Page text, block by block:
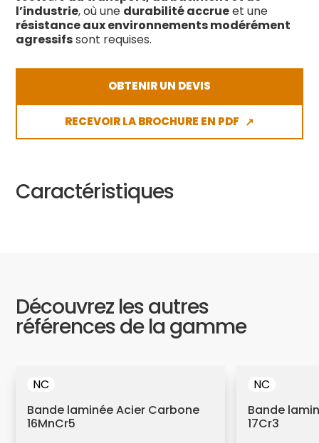
l’industrie, où une durabilité accrueet une
résistance aux environnements modérément
agressifssont requises.
OBTENIR UN DEVIS
RECEVOIR LA BROCHURE EN PDF ↗
Caractéristiques
Découvrez les autres
références de la gamme
NC
Bande laminée Acier Carbone
16MnCr5
NC
Bande
17Cr3